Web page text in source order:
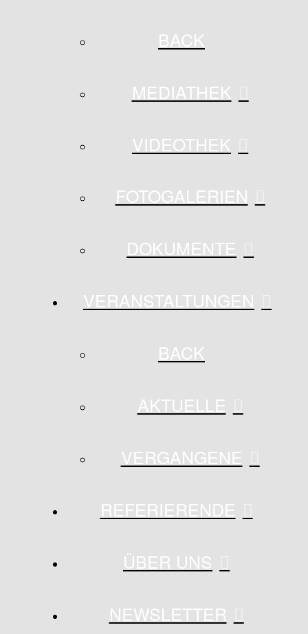
BACK
MEDIATHEK
VIDEOTHEK
FOTOGALERIEN
DOKUMENTE
VERANSTALTUNGEN
BACK
AKTUELLE
VERGANGENE
REFERIERENDE
ÜBER UNS
NEWSLETTER